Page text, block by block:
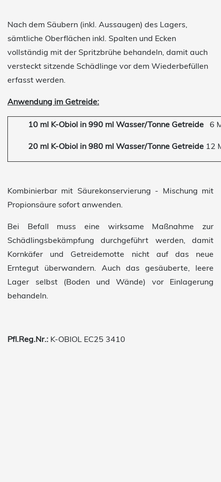
Nach dem Säubern (inkl. Aussaugen) des Lagers,
sämtliche Oberflächen inkl. Spalten und Ecken
vollständig mit der Spritzbrühe behandeln, damit auch
versteckt sitzende Schädlinge vor dem Wiederbefüllen
erfasst werden.
Anwendung im Getreide:
10 ml K-Obiol in 990 ml Wasser/Tonne Getreide 6
20 ml K-Obiol in 980 ml Wasser/Tonne Getreide 12
Kombinierbar mit Säurekonservierung - Mischung mit
Propionsäure sofort anwenden.
Bei Befall muss eine wirksame Maßnahme zur
Schädlingsbekämpfung durchgeführt werden, damit
Kornkäfer und Getreidemotte nicht auf das neue
Erntegut überwandern. Auch das gesäuberte, leere
Lager selbst (Boden und Wände) vor Einlagerung
behandeln.
Pfl.Reg.Nr.: K-OBIOL EC25 3410